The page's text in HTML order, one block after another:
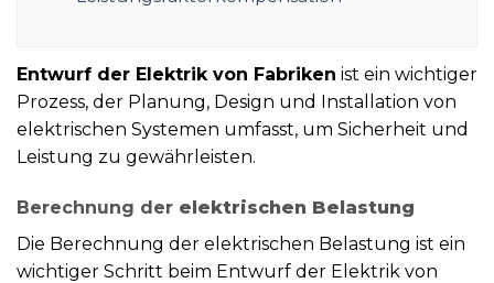
Entwurf der Elektrik von Fabriken ist ein wichtiger
Prozess, der Planung, Design und Installation von
elektrischen Systemen umfasst, um Sicherheit und
Leistung zu gewährleisten.
Berechnung der elektrischen Belastung
Die Berechnung der elektrischen Belastung ist ein
wichtiger Schritt beim Entwurf der Elektrik von